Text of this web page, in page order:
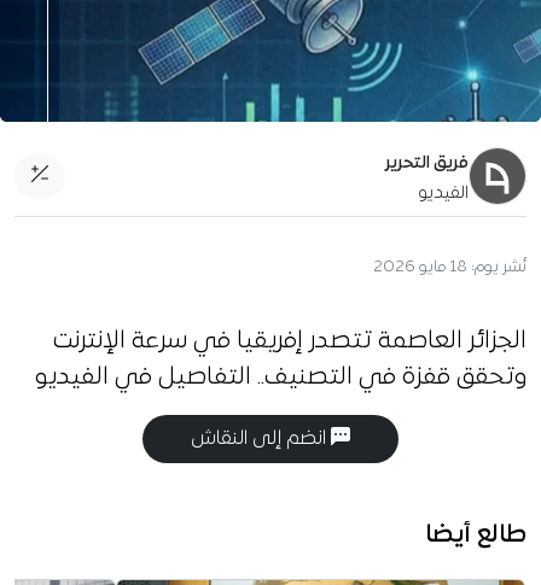
فريق التحرير
الفيديو
نُشر يوم: 18 مايو 2026
الجزائر العاصمة تتصدر إفريقيا في سرعة الإنترنت
وتحقق قفزة في التصنيف.. التفاصيل في الفيديو
انضم إلى النقاش
طالع أيضا